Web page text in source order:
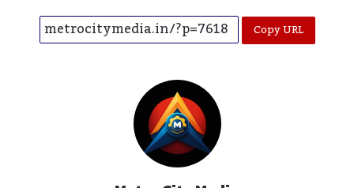
Copy URL